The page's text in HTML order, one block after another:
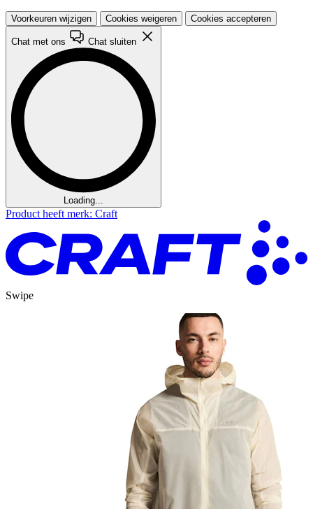
Voorkeuren wijzigen Cookies weigeren Cookies accepteren
Chat met ons Chat sluiten
Loading...
Product heeft merk: Craft
Swipe